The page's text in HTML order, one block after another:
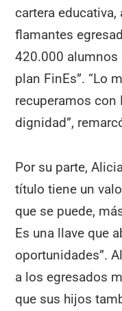
cartera
flamantes
420.000 alumnos
plan FinEs”. “Lo
recuperamos con
dignidad”,
Por su parte,
título tiene un
que se puede,
Es una llave que
oportunidades”.
a los egresados
que sus hijos